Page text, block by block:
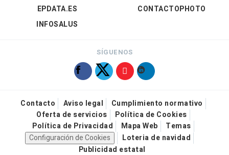
EPDATA.ES
INFOSALUS
CONTACTOPHOTO
SÍGUENOS
Contacto Aviso legal
Cumplimiento normativo
Oferta de servicios
Política de Cookies
Política de Privacidad
Mapa Web
Temas
Configuración de Cookies
Loteria de navidad
Publicidad estatal